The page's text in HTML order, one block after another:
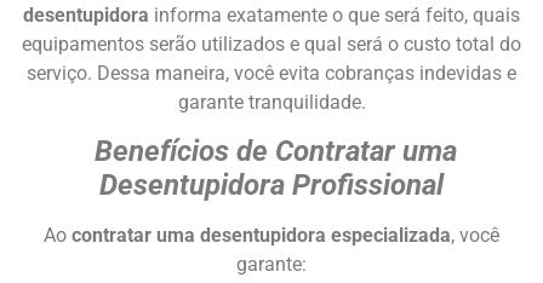
desentupidora informa exatamente o que será feito, quais
equipamentos serão utilizados e qual será o custo total do
serviço. Dessa maneira, você evita cobranças indevidas e
garante tranquilidade.
Benefícios de Contratar uma
Desentupidora Profissional
Ao contratar uma desentupidora especializada, você
garante: